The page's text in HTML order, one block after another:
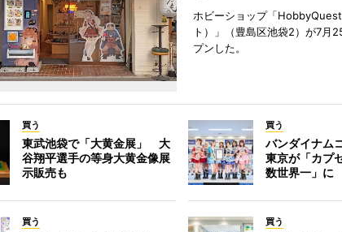
ホビーショップ「
ト）」（豊島区池袋2）が7月
プンした。
買う
東武池袋で「大黄金展」 大
谷翔平選手の等身大黄金像展
示販売も
買う
バンダイナム
東京が「カプ
数世界一」に
買う 買う